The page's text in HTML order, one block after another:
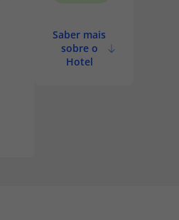
Saber mais
sobre o
Hotel